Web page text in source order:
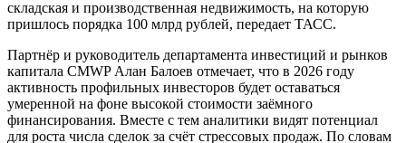
складская и производственная недвижимость, на которую
пришлось порядка 100 млрд рублей, передает ТАСС.
Партнёр и руководитель департамента инвестиций и рынков
капитала CMWP Алан Балоев отмечает, что в 2026 году
активность профильных инвесторов будет оставаться
умеренной на фоне высокой стоимости заёмного
финансирования. Вместе с тем аналитики видят потенциал
для роста числа сделок за счёт стрессовых продаж. По словам